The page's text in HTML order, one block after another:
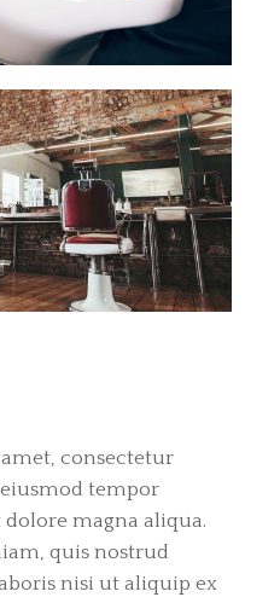
consectetur
tempor
magna aliqua.
quis nostrud
nisi ut aliquip ex